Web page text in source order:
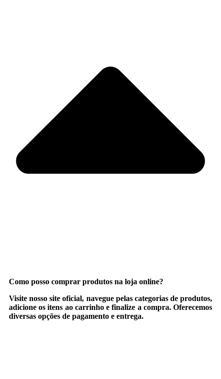
Como posso comprar produtos na loja online?
Visite nosso site oficial, navegue pelas categorias de produtos,
adicione os itens ao carrinho e finalize a compra. Oferecemos
diversas opções de pagamento e entrega.